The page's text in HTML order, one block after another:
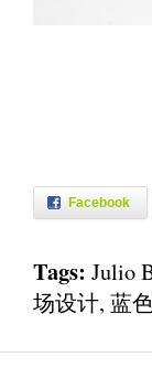
Facebook
Tags: Julio
场设计, 蓝